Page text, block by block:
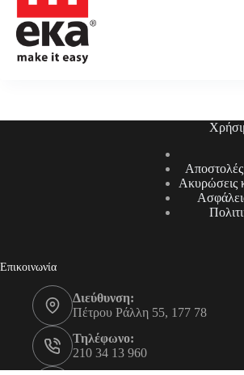
Ακυρώσεις
Επικοινωνία
Διεύθυνση:
Πέτρου Ράλλη 55, 177 78
Τηλέφωνο:
210 34 13 960